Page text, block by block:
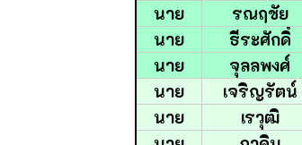
นาย
รณฤชัย
นาย
ธีระศักดิ์
นาย
จุลลพงศ์
นาย
เจริญรัตน์
นาย
เรวุฒิ